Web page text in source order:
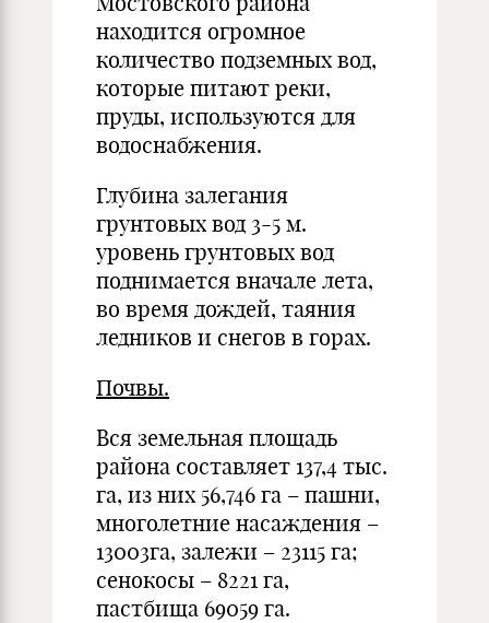
находится огромное
количество подземных вод,
которые питают реки,
пруды, используются для
водоснабжения.
Глубина залегания
грунтовых вод 3-5 м.
уровень грунтовых вод
поднимается вначале лета,
во время дождей, таяния
ледников и снегов в горах.
Почвы.
Вся земельная площадь
района составляет 137,4 тыс.
га, из них 56,746 га – пашни,
многолетние насаждения –
13003га, залежи – 23115 га;
сенокосы – 8221 га,
пастбища 69059 га.